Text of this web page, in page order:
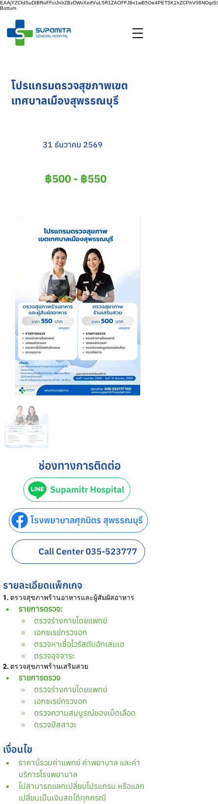
Bottum
โปรแกรมตรวจสุขภาพเขต
เทศบาลเมืองสุพรรณบุรี
31 ธันวาคม 2569
฿500 - ฿550
ช่องทางการติดต่อ
Supamitr Hospital
โรงพยาบาลศุภมิตร สุพรรณบุรี
Call Center 035-523777
รายละเอียดแพ็กเกจ
1. ตรวจสุขภาพร้านอาหารและผู้สัมผัสอาหาร
รายการตรวจ:
ตรวจร่างกายโดยแพทย์
เอกซเรย์ทรวงอก
ตรวจหาเชื้อไวรัสตับอักเสบเอ
ตรวจอุจจาระ
2. ตรวจสุขภาพร้านเสริมสวย
รายการตรวจ
ตรวจร่างกายโดยแพทย์
เอกซเรย์ทรวงอก
ตรวจความสมบูรณ์ของเม็ดเลือด
ตรวจปัสสาวะ
เงื่อนไข
ราคานี้รวมค่าแพทย์ ค่าพยาบาล และค่า
บริการโรงพยาบาล
ไม่สามารถแลกเปลี่ยนโปรแกรม หรือแลก
เปลี่ยนเป็นเงินสดได้ทุกกรณี